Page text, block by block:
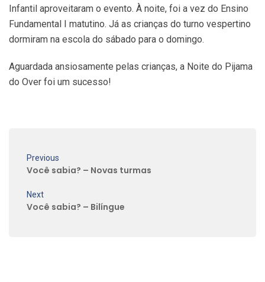
Infantil aproveitaram o evento. À noite, foi a vez do Ensino
Fundamental I matutino. Já as crianças do turno vespertino
dormiram na escola do sábado para o domingo.
Aguardada ansiosamente pelas crianças, a Noite do Pijama
do Over foi um sucesso!
Previous
Você sabia? – Novas turmas
Next
Você sabia? – Bilíngue